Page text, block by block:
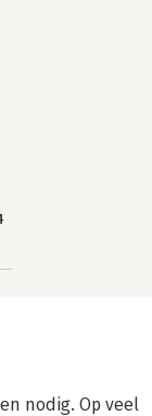
nodig. Op veel